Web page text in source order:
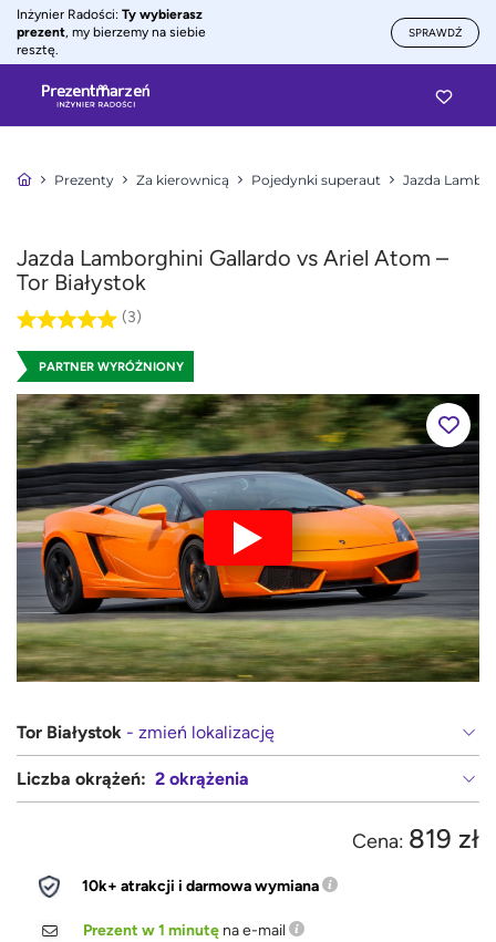
Inżynier Radości: Ty wybierasz
prezent, my bierzemy na siebie
resztę.
SPRAWDŹ
Prezenty Za kierownicą Pojedynki superaut Jazda
Jazda Lamborghini Gallardo vs Ariel Atom –
Tor Białystok
(3)
PARTNER WYRÓŻNIONY
Tor Białystok - zmień lokalizację
Liczba okrążeń: 2 okrążenia
Cena: 819 zł
10k+ atrakcji i darmowa wymiana
Prezent w 1 minutę na e-mail